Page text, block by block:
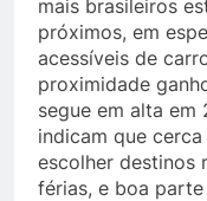
mais brasileiros
próximos, em
acessíveis de
proximidade
segue em alta em
indicam que
escolher destinos
férias, e boa